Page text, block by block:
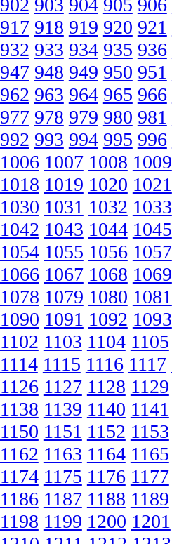
902 903 904 905 906
917 918 919 920 921
932 933 934 935 936
947 948 949 950 951
962 963 964 965 966
977 978 979 980 981
992 993 994 995 996
1006 1007 1008 1009
1018 1019 1020 1021
1030 1031 1032 1033
1042 1043 1044 1045
1054 1055 1056 1057
1066 1067 1068 1069
1078 1079 1080 1081
1090 1091 1092 1093
1102 1103 1104 1105
1114 1115 1116 1117
1126 1127 1128 1129
1138 1139 1140 1141
1150 1151 1152 1153
1162 1163 1164 1165
1174 1175 1176 1177
1186 1187 1188 1189
1198 1199 1200 1201